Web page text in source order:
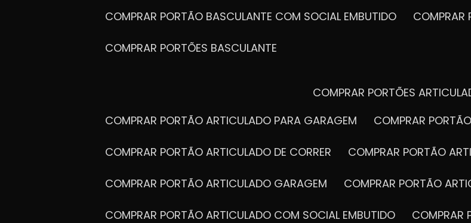
COMPRAR PORTÃO BASCULANTE COM SOCIAL EMBUTIDO
COMPRAR PORTÕES BASCULANTE
COMPRAR PORTÕES
COMPRAR PORTÃO ARTICULADO PARA GARAGEM
COMPRAR
COMPRAR PORTÃO ARTICULADO DE CORRER COMPRAR PORTÃO
COMPRAR PORTÃO ARTICULADO GARAGEM COMPRAR PORTÃO
COMPRAR PORTÃO ARTICULADO COM SOCIAL EMBUTIDO